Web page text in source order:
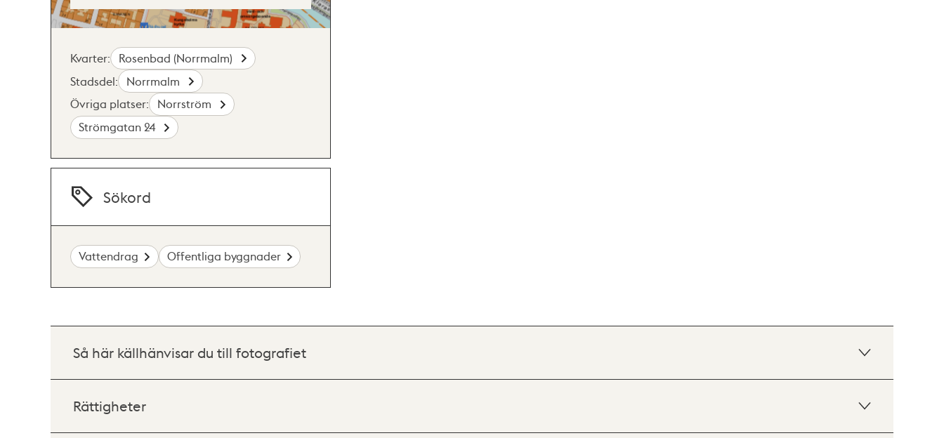
Kvarter:
Rosenbad (Norrmalm)
Stadsdel:
Norrmalm
Övriga platser:
Norrström
Strömgatan 24
Sökord
Vattendrag Offentliga byggnader
Så här källhänvisar du till fotografiet
Rättigheter